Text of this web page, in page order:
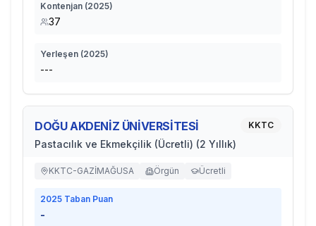
Kontenjan (2025)
37
Yerleşen (2025)
---
DOĞU AKDENİZ ÜNİVERSİTESİ
Pastacılık ve Ekmekçilik (Ücretli) (2 Yıllık)
KKTC
KKTC-GAZİMAĞUSA Örgün Ücretli
2025 Taban Puan
-